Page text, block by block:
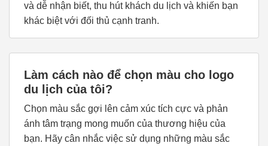
và dễ nhận biết, thu hút khách du lịch và khiến bạn
khác biệt với đối thủ cạnh tranh.
Làm cách nào để chọn màu cho logo
du lịch của tôi?
Chọn màu sắc gợi lên cảm xúc tích cực và phản
ánh tâm trạng mong muốn của thương hiệu của
bạn. Hãy cân nhắc việc sử dụng những màu sắc